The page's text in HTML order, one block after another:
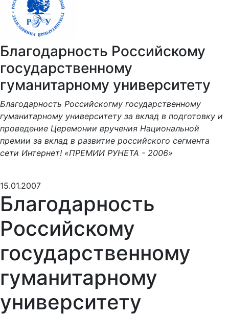
Благодарность Российскому
государственному
гуманитарному университету
Благодарность Российскогму государственному
гуманитарному университету за вклад в подготовку и
проведение Церемонии вручения Национальной
премии за вклад в развитие российского сегмента
сети Интернет! «ПРЕМИИ РУНЕТА - 2006»
15.01.2007
Благодарность
Российскому
государственному
гуманитарному
университету